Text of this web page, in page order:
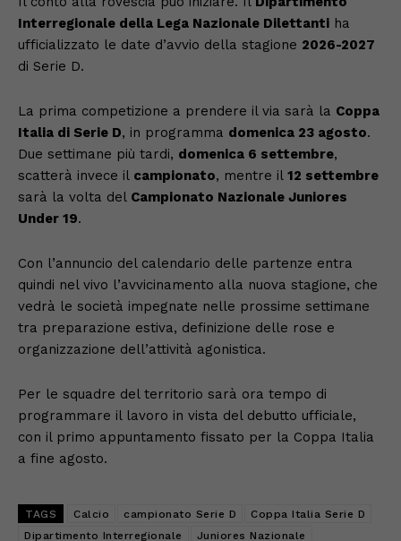
Interregionale della Lega Nazionale Dilettanti ha
ufficializzato le date d’avvio della stagione 2026-2027
di Serie D.
La prima competizione a prendere il via sarà la Coppa
Italia di Serie D, in programma domenica 23 agosto.
Due settimane più tardi, domenica 6 settembre,
scatterà invece il campionato, mentre il 12 settembre
sarà la volta del Campionato Nazionale Juniores
Under 19.
Con l’annuncio del calendario delle partenze entra
quindi nel vivo l’avvicinamento alla nuova stagione, che
vedrà le società impegnate nelle prossime settimane
tra preparazione estiva, definizione delle rose e
organizzazione dell’attività agonistica.
Per le squadre del territorio sarà ora tempo di
programmare il lavoro in vista del debutto ufficiale,
con il primo appuntamento fissato per la Coppa Italia
a fine agosto.
TAGS Calcio campionato Serie D
Coppa Italia Serie D
Dipartimento Interregionale
Juniores Nazionale